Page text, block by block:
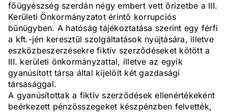
főügyészség szerdán négy embert vett őrizetbe a III.
Kerületi Önkormányzatot érintő korrupciós
bűnügyben. A hatóság tájékoztatása szerint egy férfi
a kft.-jén keresztül szolgáltatások nyújtására, illetve
eszközbeszerzésekre fiktív szerződéseket kötött a
III. kerületi önkormányzattal, illetve az egyik
gyanúsított társa által kijelölt két gazdasági
társasággal.
A gyanúsítottak a fiktív szerződések ellenértékeként
beérkezett pénzösszegeket készpénzben felvették,